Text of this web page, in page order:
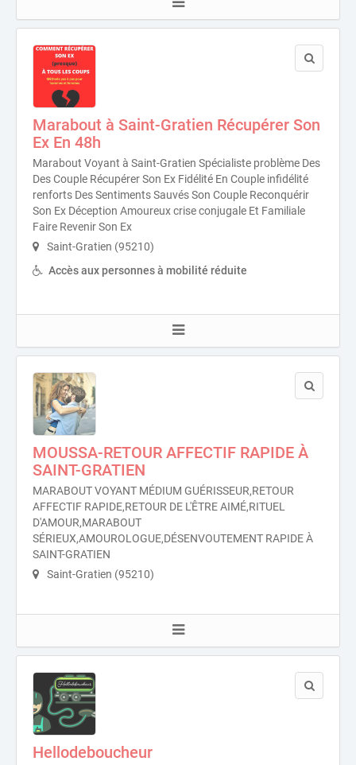
Marabout à Saint-Gratien Récupérer Son
Ex En 48h
Marabout Voyant à Saint-Gratien Spécialiste problème Des
Des Couple Récupérer Son Ex Fidélité En Couple infidélité
renforts Des Sentiments Sauvés Son Couple Reconquérir
Son Ex Déception Amoureux crise conjugale Et Familiale
Faire Revenir Son Ex
Saint-Gratien (95210)
Accès aux personnes à mobilité réduite
MOUSSA-RETOUR AFFECTIF RAPIDE À
SAINT-GRATIEN
MARABOUT VOYANT MÉDIUM GUÉRISSEUR,RETOUR
AFFECTIF RAPIDE,RETOUR DE L'ÊTRE AIMÉ,RITUEL
D'AMOUR,MARABOUT
SÉRIEUX,AMOUROLOGUE,DÉSENVOUTEMENT RAPIDE À
SAINT-GRATIEN
Saint-Gratien (95210)
Hellodeboucheur